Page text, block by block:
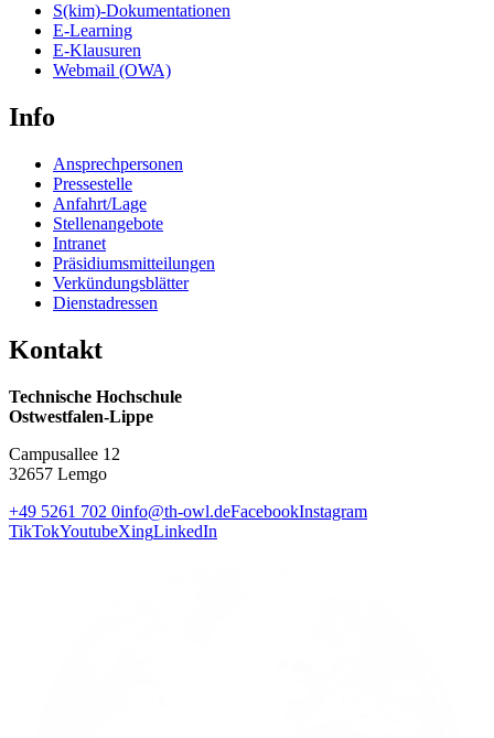
S(kim)-Dokumentationen
E-Learning
E-Klausuren
Webmail (OWA)
Info
Ansprechpersonen
Pressestelle
Anfahrt/Lage
Stellenangebote
Intranet
Präsidiumsmitteilungen
Verkündungsblätter
Dienstadressen
Kontakt
Technische Hochschule
Ostwestfalen-Lippe
Campusallee 12
32657 Lemgo
+49 5261 702 0info@th-owl.deFacebookInstagram
TikTokYoutubeXingLinkedIn